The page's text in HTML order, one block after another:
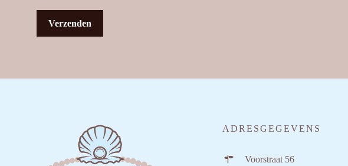
ADRESGEGEVENS
Voorstraat 56